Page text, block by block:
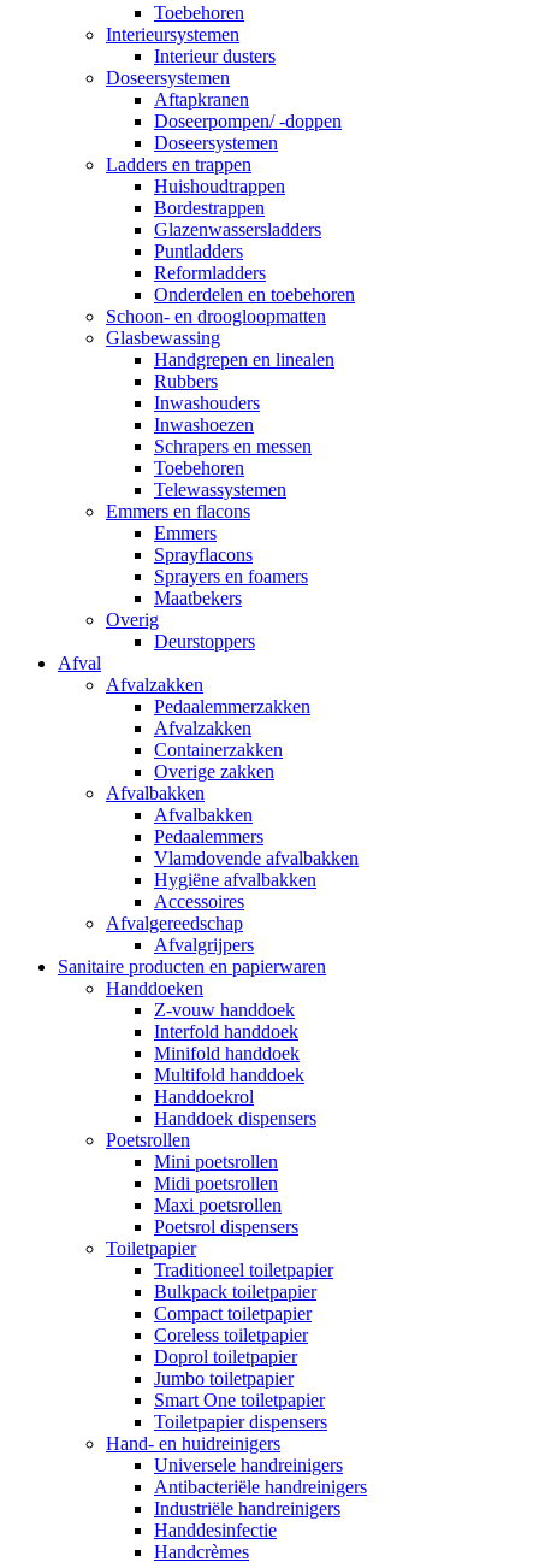
Toebehoren
Interieursystemen
Interieur dusters
Doseersystemen
Aftapkranen
Doseerpompen/ -doppen
Doseersystemen
Ladders en trappen
Huishoudtrappen
Bordestrappen
Glazenwassersladders
Puntladders
Reformladders
Onderdelen en toebehoren
Schoon- en droogloopmatten
Glasbewassing
Handgrepen en linealen
Rubbers
Inwashouders
Inwashoezen
Schrapers en messen
Toebehoren
Telewassystemen
Emmers en flacons
Emmers
Sprayflacons
Sprayers en foamers
Maatbekers
Overig
Deurstoppers
Afval
Afvalzakken
Pedaalemmerzakken
Afvalzakken
Containerzakken
Overige zakken
Afvalbakken
Afvalbakken
Pedaalemmers
Vlamdovende afvalbakken
Hygiëne afvalbakken
Accessoires
Afvalgereedschap
Afvalgrijpers
Sanitaire producten en papierwaren
Handdoeken
Z-vouw handdoek
Interfold handdoek
Minifold handdoek
Multifold handdoek
Handdoekrol
Handdoek dispensers
Poetsrollen
Mini poetsrollen
Midi poetsrollen
Maxi poetsrollen
Poetsrol dispensers
Toiletpapier
Traditioneel toiletpapier
Bulkpack toiletpapier
Compact toiletpapier
Coreless toiletpapier
Doprol toiletpapier
Jumbo toiletpapier
Smart One toiletpapier
Toiletpapier dispensers
Hand- en huidreinigers
Universele handreinigers
Antibacteriële handreinigers
Industriële handreinigers
Handdesinfectie
Handcrèmes